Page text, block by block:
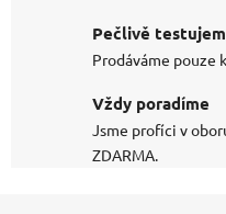
Pečlivě
Prodáváme pouze
Vždy poradíme
Jsme profíci v
ZDARMA.